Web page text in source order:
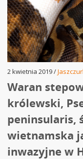
2 kwietnia 2019 /
Waran
królewski,
peninsularis,
wietnamska
inwazyjne w